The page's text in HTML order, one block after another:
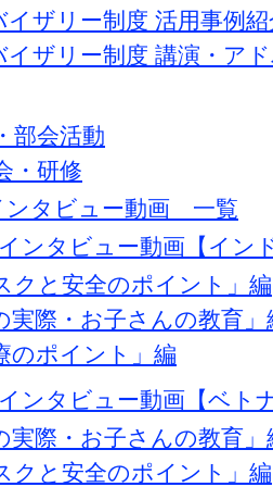
ザリー制度 活用事例
イザリー制度 講演・ア
部会活動
・研修
ンタビュー動画 一覧
ンタビュー動画【イン
クと安全のポイント」編
実際・お子さんの教育」
のポイント」編
ンタビュー動画【ベト
実際・お子さんの教育」
クと安全のポイント」編